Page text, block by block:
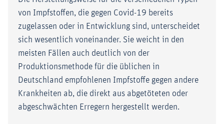
von Impfstoffen, die gegen Covid-19 bereits
zugelassen oder in Entwicklung sind, unterscheidet
sich wesentlich voneinander. Sie weicht in den
meisten Fällen auch deutlich von der
Produktionsmethode für die üblichen in
Deutschland empfohlenen Impfstoffe gegen andere
Krankheiten ab, die direkt aus abgetöteten oder
abgeschwächten Erregern hergestellt werden.